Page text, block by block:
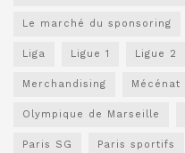
Le marché du sponsoring
Liga Ligue 1 Ligue 2
Merchandising Mécénat
Olympique de Marseille
Paris SG Paris sportifs